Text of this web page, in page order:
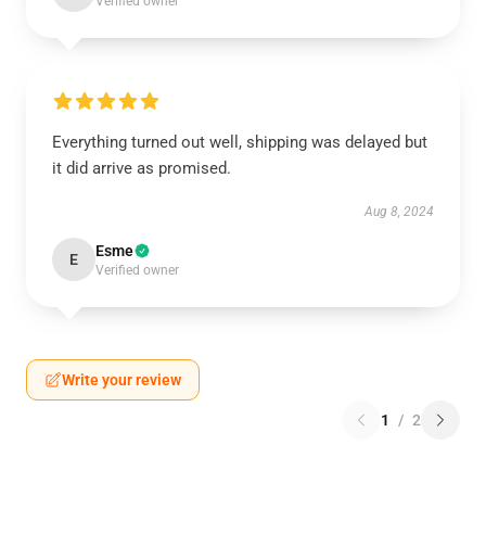
Everything turned out well, shipping was delayed but
it did arrive as promised.
Aug 8, 2024
E Esme
Verified owner
Write your review
1 / 2